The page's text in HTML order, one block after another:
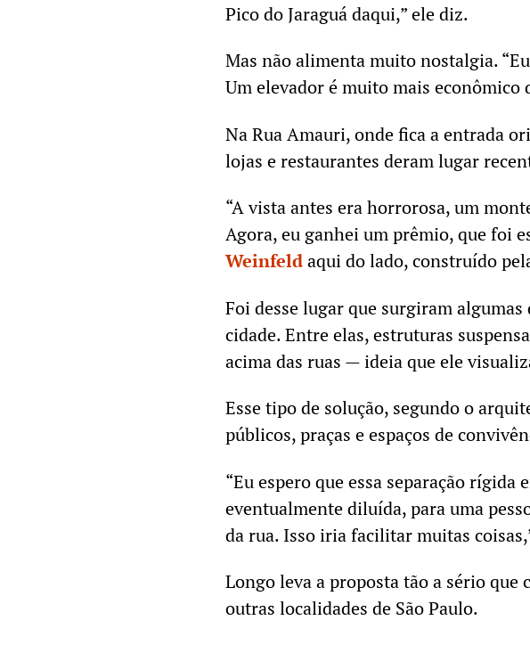
Pico do Jaraguá daqui,” ele diz.
Mas não alimenta muito nostalgia.
Um elevador é muito mais
Na Rua Amauri, onde fica a entrada
lojas e restaurantes deram lugar
“A vista antes era horrorosa, um
Agora, eu ganhei um prêmio, que foi
Weinfeldaqui do lado, construído
Foi desse lugar que surgiram
cidade. Entre elas, estruturas
acima das ruas — ideia que ele
Esse tipo de solução, segundo o
públicos, praças e espaços de
“Eu espero que essa separação
eventualmente diluída, para uma
da rua. Isso iria facilitar muitas
Longo leva a proposta tão a sério que
outras localidades de São Paulo.